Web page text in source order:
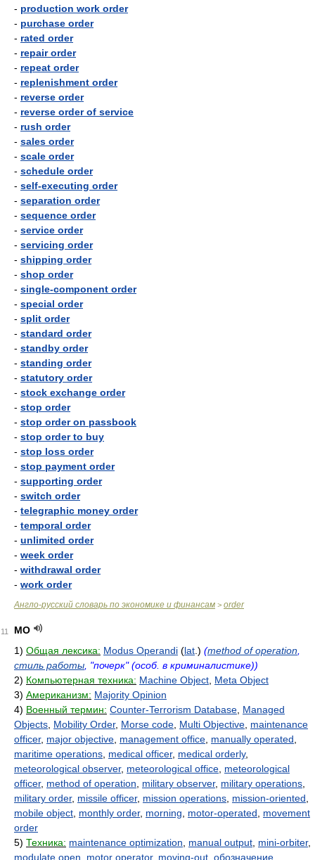
- production work order
- purchase order
- rated order
- repair order
- repeat order
- replenishment order
- reverse order
- reverse order of service
- rush order
- sales order
- scale order
- schedule order
- self-executing order
- separation order
- sequence order
- service order
- servicing order
- shipping order
- shop order
- single-component order
- special order
- split order
- standard order
- standby order
- standing order
- statutory order
- stock exchange order
- stop order
- stop order on passbook
- stop order to buy
- stop loss order
- stop payment order
- supporting order
- switch order
- telegraphic money order
- temporal order
- unlimited order
- week order
- withdrawal order
- work order
Англо-русский словарь по экономике и финансам > order
11
MO
1) Общая лексика: Modus Operandi (lat .) (method of operation
стиль работы , "почерк" (особ. в криминалистике))
2) Компьютерная техника: Machine Object Meta Object
3) Американизм: Majority Opinion
4) Военный термин: Counter-Terrorism Database Managed
Objects Mobility Order, Morse code Multi Objective maintenance
officer, major objective management office manually operated
maritime operations medical officer, medical orderly,
meteorological observer, meteorological office meteorological
officer, method of operation military observer, military operations
military order, missile officer, mission operations mission-oriented
mobile object monthly order, morning motor-operated
movement
order
5) Техника: maintenance optimization manual output mini-orbiter,
modulate open
motor operator, moving-out обозначение